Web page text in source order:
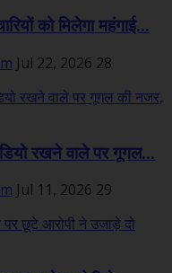
को मिलेगा महंगाई...
Jul 22, 2026 28
रखने वाले पर गूगल...
Jul 11, 2026 29